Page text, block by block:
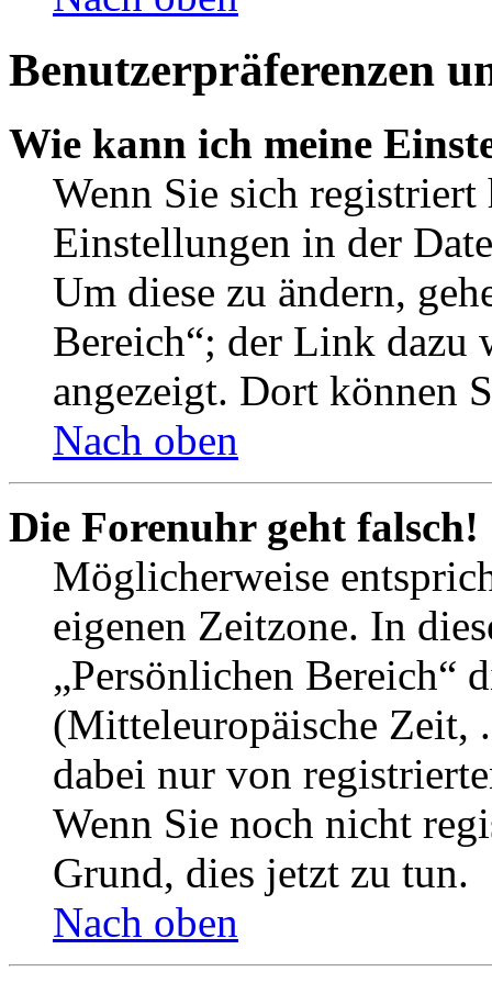
Benutzerpräferenzen
Wie kann ich meine
Wenn Sie sich
Einstellungen in der
Um diese zu ändern,
Bereich“; der Link dazu
angezeigt. Dort können
Nach oben
Die Forenuhr geht falsch!
Möglicherweise
eigenen Zeitzone. In
„Persönlichen Bereich“
(Mitteleuropäische Zeit,
dabei nur von
Wenn Sie noch nicht
Grund, dies jetzt zu tun.
Nach oben